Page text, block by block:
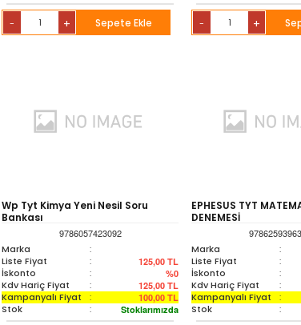
- + Sepete Ekle - +
Wp Tyt Kimya Yeni Nesil Soru
Bankası
9786057423092
Marka
:
Liste Fiyat
: 125,00 TL
İskonto : %0
Kdv Hariç Fiyat : 125,00 TL
Kampanyalı Fiyat : 100,00 TL
Stok : Stoklarımızda
EPHESUS TYT
DENEMESİ
Marka
:
Liste Fiyat
:
İskonto :
Kdv Hariç Fiyat :
Kampanyalı Fiyat :
Stok :